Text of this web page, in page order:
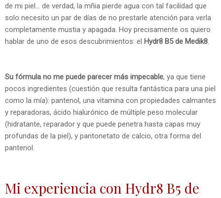
de mi piel... de verdad, la mñia pierde agua con tal facilidad que
solo necesito un par de días de no prestarle atención para verla
completamente mustia y apagada. Hoy precisamente os quiero
hablar de uno de esos descubrimientos: el Hydr8 B5 de Medik8.
Su fórmula no me puede parecer más impecable, ya que tiene
pocos ingredientes (cuestión que resulta fantástica para una piel
como la mía): pantenol, una vitamina con propiedades calmantes
y reparadoras, ácido hialurónico de múltiple peso molecular
(hidratante, reparador y que puede penetra hasta capas muy
profundas de la piel), y pantonetato de calcio, otra forma del
pantenol.
Mi experiencia con Hydr8 B5 de